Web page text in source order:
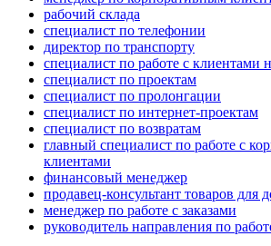
рабочий склада
специалист по телефонии
директор по транспорту
специалист по работе с клиентами
специалист по проектам
специалист по пролонгации
специалист по интернет-проектам
специалист по возвратам
главный специалист по работе с
клиентами
финансовый менеджер
продавец-консультант товаров для
менеджер по работе с заказами
руководитель направления по